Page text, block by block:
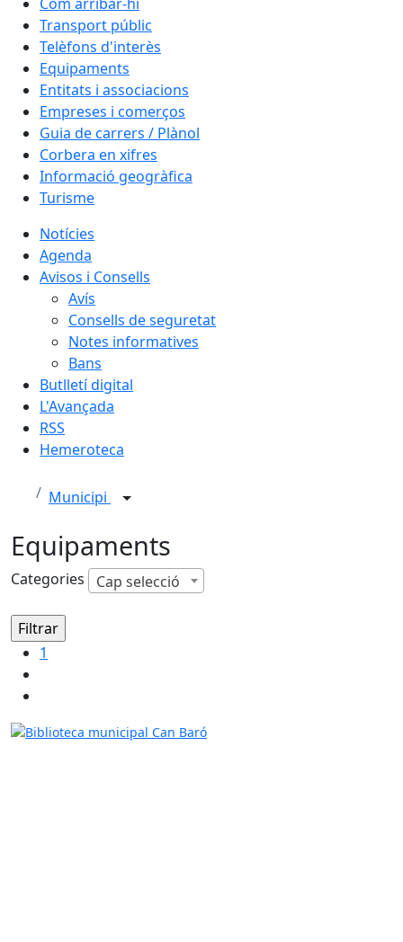
Transport públic
Telèfons d'interès
Equipaments
Entitats i associacions
Empreses i comerços
Guia de carrers / Plànol
Corbera en xifres
Informació geogràfica
Turisme
Notícies
Agenda
Avisos i Consells
Avís
Consells de seguretat
Notes informatives
Bans
Butlletí digital
L'Avançada
RSS
Hemeroteca
Municipi
Equipaments
Categories Cap selecció
1